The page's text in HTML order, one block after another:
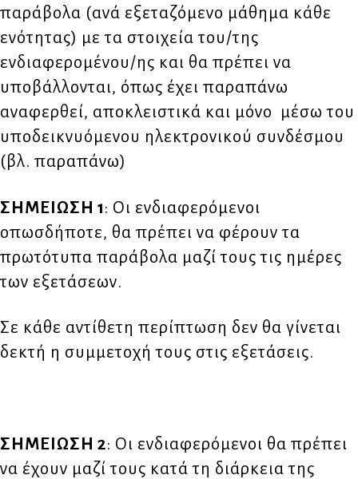
παράβολα (ανά εξεταζόμενο μάθημα κάθε
ενότητας) με τα στοιχεία του/της
ενδιαφερομένου/ης και θα πρέπει να
υποβάλλονται, όπως έχει παραπάνω
αναφερθεί, αποκλειστικά και μόνο μέσω του
υποδεικνυόμενου ηλεκτρονικού συνδέσμου
(βλ. παραπάνω)
ΣΗΜΕΙΩΣΗ 1: Οι ενδιαφερόμενοι
οπωσδήποτε, θα πρέπει να φέρουν τα
πρωτότυπα παράβολα μαζί τους τις ημέρες
των εξετάσεων.
Σε κάθε αντίθετη περίπτωση δεν θα γίνεται
δεκτή η συμμετοχή τους στις εξετάσεις.
ΣΗΜΕΙΩΣΗ 2: Οι ενδιαφερόμενοι θα πρέπει
να έχουν μαζί τους κατά τη διάρκεια της